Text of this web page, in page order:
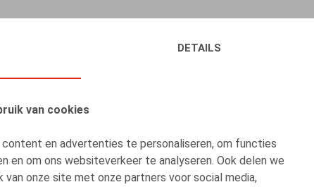
DETAILS
van cookies
content en advertenties te personaliseren, om functies
en om ons websiteverkeer te analyseren. Ook delen we
van onze site met onze partners voor social media,
Frédéric Henry